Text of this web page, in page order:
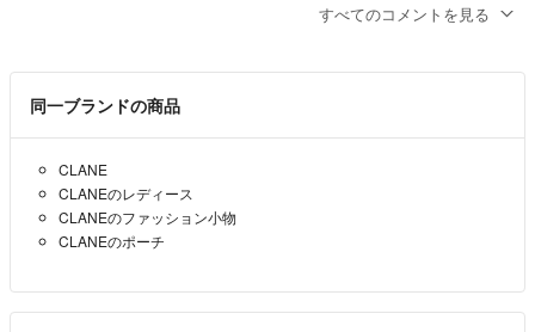
コメントありがとうございます。
1,100円はいかがでしょうか？
出品者 ⭐︎- 3年以上前
こちらお気持ちのお値下げ可能でしょうか？
すべてのコメントを見る
同一ブランドの商品
CLANE
CLANEのレディース
CLANEのファッション小物
CLANEのポーチ